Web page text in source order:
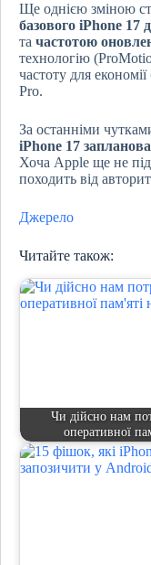
Ще однією зміною
базового iPhone 17
та частотою
технологію
частоту для
Pro.
За останніми
iPhone 17
Хоча Apple ще не
походить від
Джерело
Читайте також:
Чи дійсно нам
оперативної